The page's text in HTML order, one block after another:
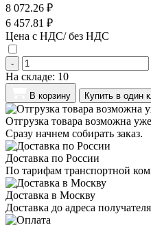
8 072.26 ₽
6 457.81 ₽
Цена с НДС/ без НДС
-
На складе: 10
В корзину Купить в один
Отгрузка товара возможна
Сразу начнем собирать заказ.
Доставка по России
По тарифам транспортной
Доставка в Москву
Доставка до адреса